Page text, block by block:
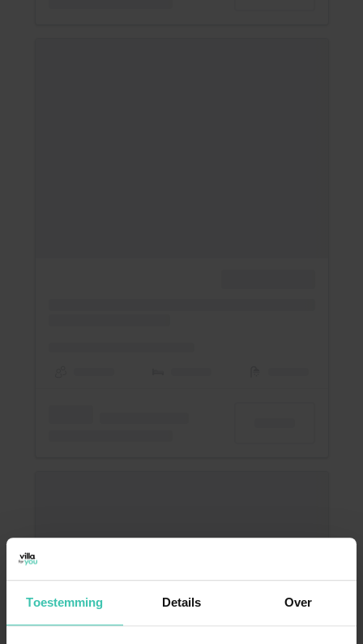
Toestemming Details Over